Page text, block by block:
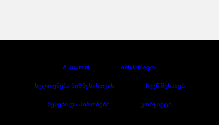
A Journal ინსპირაცია
ხელოვნება ბიზნესისთვის ჩვენ შესახებ
წესები და პირობები კონტაქტი